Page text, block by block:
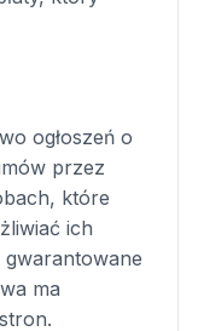
ogłoszeń o
przez
które
ich
gwarantowane
ma